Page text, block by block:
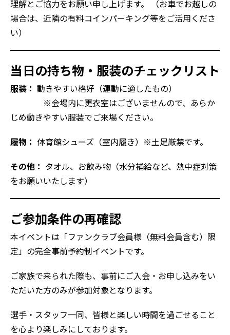
理解とご協力をお願い申し上げます。 （お車でお越しの
場合は、近隣の有料コインパーキング等をご活用くださ
い）
当日の持ち物・服装のチェックリスト
服装： 動きやすい格好（運動に適したもの）
※会場内に更衣室はございませんので、あらか
じめ動きやすい服装でご来場ください。
履物： 体育館シューズ（室内履き）※土足厳禁です。
その他： タオル、お飲み物（水分補給など、熱中症対策
をお願いいたします）
ご参加条件の再確認
本イベントは「ファンクラブ会員様（無料会員含む）限
定」の完全事前予約制イベントです。
ご家族で来られた際も、事前にご入会・お申し込みをい
ただいた方のみが参加対象となります。
選手・スタッフ一同、皆様と楽しい時間を過ごせること
を心より楽しみにしております。